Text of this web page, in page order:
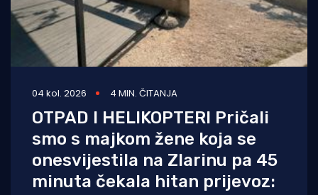
04 kol. 2026 4 MIN. ČITANJA
OTPAD I HELIKOPTERI Pričali
smo s majkom žene koja se
onesvijestila na Zlarinu pa 45
minuta čekala hitan prijevoz: